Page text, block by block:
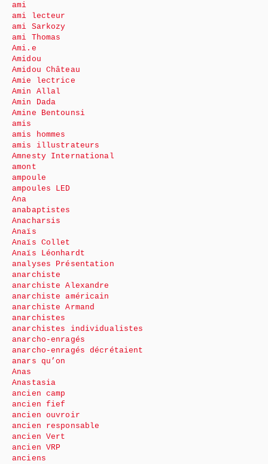
ami
ami lecteur
ami Sarkozy
ami Thomas
Ami.e
Amidou
Amidou Château
Amie lectrice
Amin Allal
Amin Dada
Amine Bentounsi
amis
amis hommes
amis illustrateurs
Amnesty International
amont
ampoule
ampoules LED
Ana
anabaptistes
Anacharsis
Anaïs
Anaïs Collet
Anaïs Léonhardt
analyses Présentation
anarchiste
anarchiste Alexandre
anarchiste américain
anarchiste Armand
anarchistes
anarchistes individualistes
anarcho-enragés
anarcho-enragés décrétaient
anars qu’on
Anas
Anastasia
ancien camp
ancien fief
ancien ouvroir
ancien responsable
ancien Vert
ancien VRP
anciens